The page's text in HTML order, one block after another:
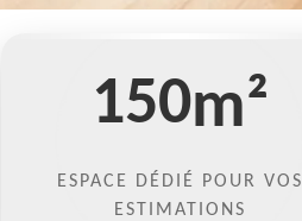
150m²
ESPACE DÉDIÉ POUR VOS
ESTIMATIONS